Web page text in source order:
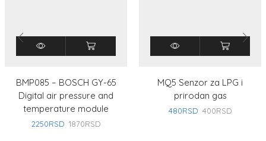
BMP085 – BOSCH GY-65
Digital air pressure and
temperature module
2250RSD 1870RSD
MQ5 Senzor za LPG i
prirodan gas
480RSD 400RSD